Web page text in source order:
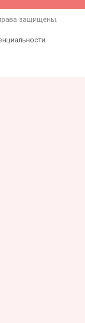
защищены.